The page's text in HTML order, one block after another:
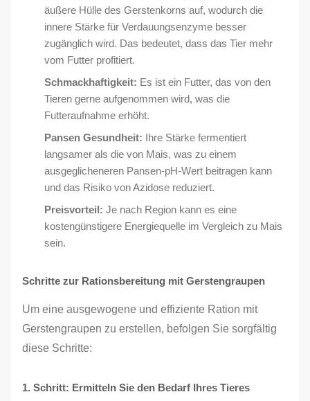
äußere Hülle des Gerstenkorns auf, wodurch die
innere Stärke für Verdauungsenzyme besser
zugänglich wird. Das bedeutet, dass das Tier mehr
vom Futter profitiert.
Schmackhaftigkeit: Es ist ein Futter, das von den
Tieren gerne aufgenommen wird, was die
Futteraufnahme erhöht.
Pansen Gesundheit: Ihre Stärke fermentiert
langsamer als die von Mais, was zu einem
ausgeglicheneren Pansen-pH-Wert beitragen kann
und das Risiko von Azidose reduziert.
Preisvorteil: Je nach Region kann es eine
kostengünstigere Energiequelle im Vergleich zu Mais
sein.
Schritte zur Rationsbereitung mit Gerstengraupen
Um eine ausgewogene und effiziente Ration mit
Gerstengraupen zu erstellen, befolgen Sie sorgfältig
diese Schritte:
1. Schritt: Ermitteln Sie den Bedarf Ihres Tieres